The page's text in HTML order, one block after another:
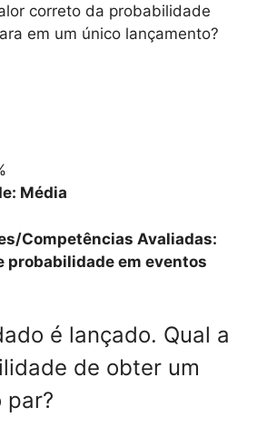
correto da probabilidade
em um único lançamento?
Média
Competências Avaliadas:
probabilidade em eventos
é lançado. Qual a
de obter um
par?